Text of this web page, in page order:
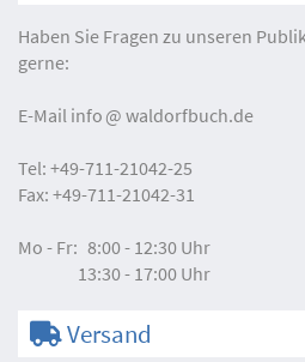
Haben Sie Fragen zu unseren
gerne:
E-Mail info waldorfbuch.de
Tel: +49-711-21042-25
Fax: +49-711-21042-31
Mo - Fr: 8:00 - 12:30 Uhr
13:30 - 17:00 Uhr
Versand